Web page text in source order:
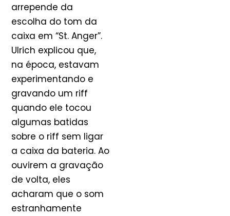
arrepende da
escolha do tom da
caixa em “St. Anger”.
Ulrich explicou que,
na época, estavam
experimentando e
gravando um riff
quando ele tocou
algumas batidas
sobre o riff sem ligar
a caixa da bateria. Ao
ouvirem a gravação
de volta, eles
acharam que o som
estranhamente